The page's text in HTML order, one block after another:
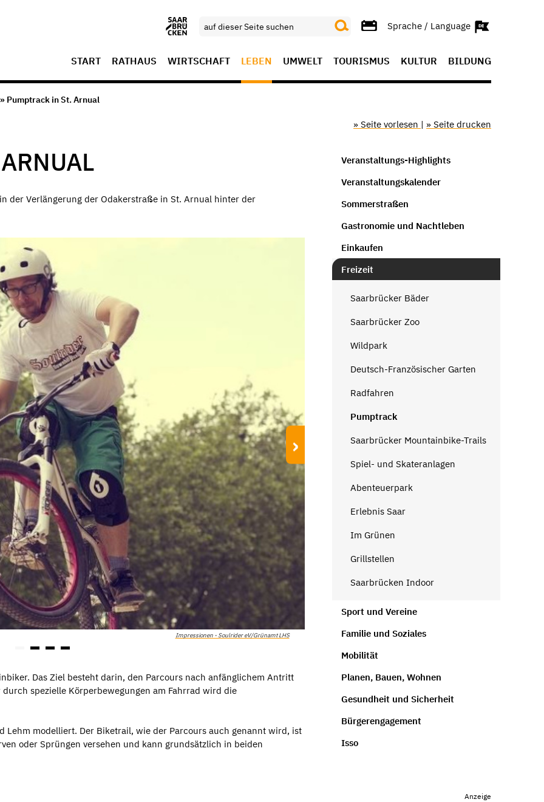
Sprache / Language
START RATHAUS WIRTSCHAFT LEBEN UMWELT TOURISMUS KULTUR BILDUNG
» Pumptrack in St. Arnual
» Seite vorlesen | » Seite drucken
der Verlängerung der Odakerstraße in St. Arnual hinter der
Impressionen - Soulrider eV/Grünamt LHS
›
Das Ziel besteht darin, den Parcours nach anfänglichem Antritt
spezielle Körperbewegungen am Fahrrad wird die
Lehm modelliert. Der Biketrail, wie der Parcours auch genannt wird, ist
oder Sprüngen versehen und kann grundsätzlich in beiden
Veranstaltungs-Highlights
Veranstaltungskalender
Sommerstraßen
Gastronomie und Nachtleben
Einkaufen
Freizeit
Saarbrücker Bäder
Saarbrücker Zoo
Wildpark
Deutsch-Französischer Garten
Radfahren
Pumptrack
Saarbrücker Mountainbike-Trails
Spiel- und Skateranlagen
Abenteuerpark
Erlebnis Saar
Im Grünen
Grillstellen
Saarbrücken Indoor
Sport und Vereine
Familie und Soziales
Mobilität
Planen, Bauen, Wohnen
Gesundheit und Sicherheit
Bürgerengagement
Isso
Anzeige